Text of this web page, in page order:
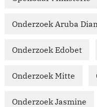
Onderzoek Aruba
Onderzoek Edobet
Onderzoek Mitte
Onderzoek Jasmine